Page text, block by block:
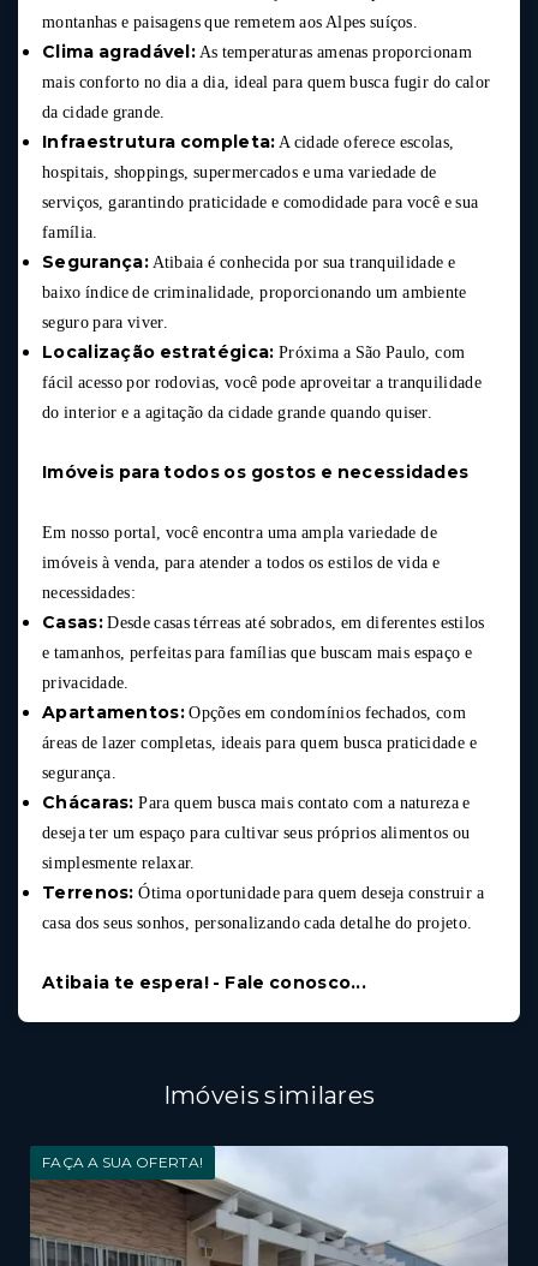
montanhas e paisagens que remetem aos Alpes suíços.
Clima agradável: As temperaturas amenas proporcionam
mais conforto no dia a dia, ideal para quem busca fugir do calor
da cidade grande.
Infraestrutura completa: A cidade oferece escolas,
hospitais, shoppings, supermercados e uma variedade de
serviços, garantindo praticidade e comodidade para você e sua
família.
Segurança: Atibaia é conhecida por sua tranquilidade e
baixo índice de criminalidade, proporcionando um ambiente
seguro para viver.
Localização estratégica: Próxima a São Paulo, com
fácil acesso por rodovias, você pode aproveitar a tranquilidade
do interior e a agitação da cidade grande quando quiser.
Imóveis para todos os gostos e necessidades
Em nosso portal, você encontra uma ampla variedade de
imóveis à venda, para atender a todos os estilos de vida e
necessidades:
Casas:Desde casas térreas até sobrados, em diferentes estilos
e tamanhos, perfeitas para famílias que buscam mais espaço e
privacidade.
Apartamentos:Opções em condomínios fechados, com
áreas de lazer completas, ideais para quem busca praticidade e
segurança.
Chácaras: Para quem busca mais contato com a natureza e
deseja ter um espaço para cultivar seus próprios alimentos ou
simplesmente relaxar.
Terrenos: Ótima oportunidade para quem deseja construir a
casa dos seus sonhos, personalizando cada detalhe do projeto.
Atibaia te espera! - Fale conosco...
Imóveis similares
FAÇA A SUA OFERTA!